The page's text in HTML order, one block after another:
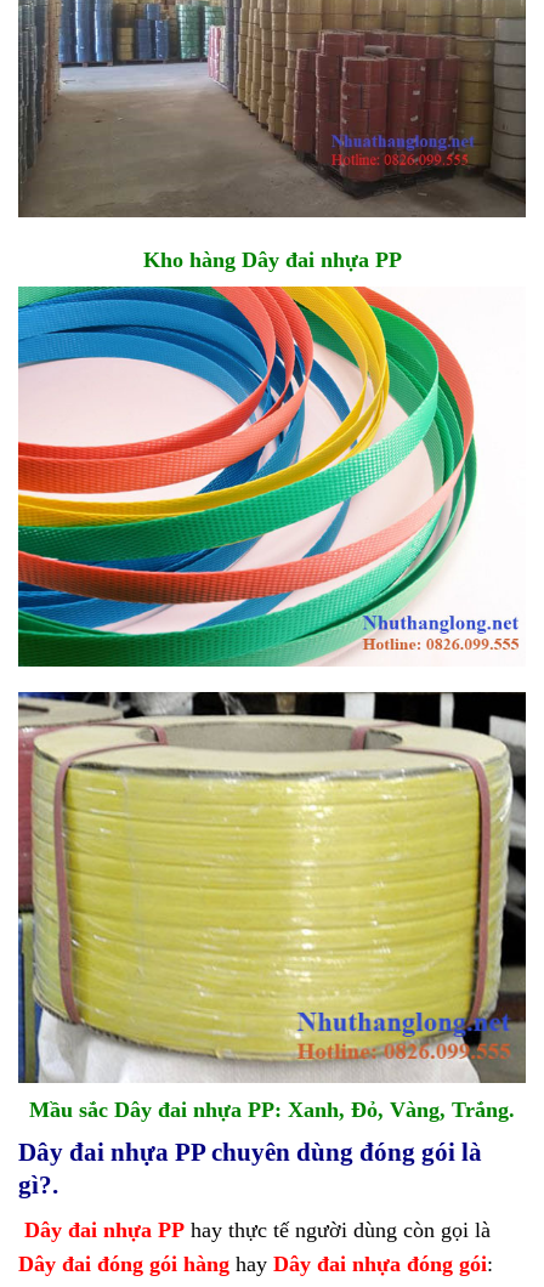
Kho hàng Dây đai nhựa PP
Mầu sắc Dây đai nhựa PP: Xanh, Đỏ, Vàng, Trắng.
Dây đai nhựa PP chuyên dùng đóng gói là
gì?.
Dây đai nhựa PP hay thực tế người dùng còn gọi là
Dây đai đóng gói hàng hay Dây đai nhựa đóng gói: